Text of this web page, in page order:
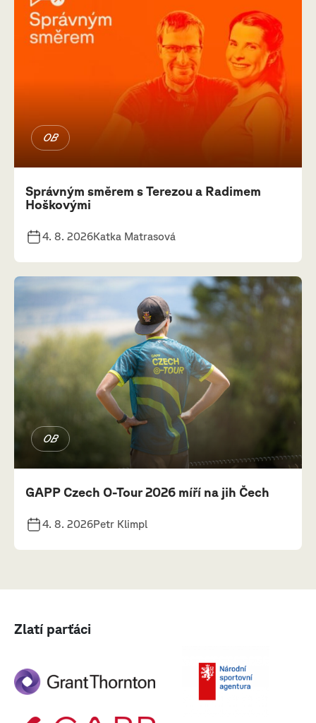
OB
Správným směrem s Terezou a Radimem
Hoškovými
4. 8. 2026Katka Matrasová
OB
GAPP Czech O-Tour 2026 míří na jih Čech
4. 8. 2026Petr Klimpl
Zlatí parťáci